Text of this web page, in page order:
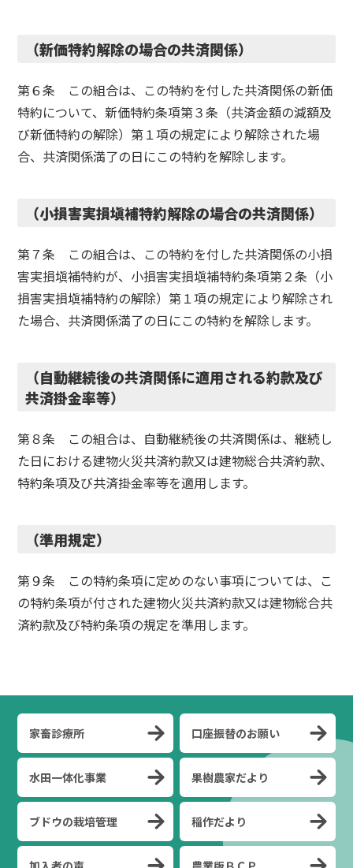
（新価特約解除の場合の共済関係）
第６条 この組合は、この特約を付した共済関係の新価
特約について、新価特約条項第３条（共済金額の減額及
び新価特約の解除）第１項の規定により解除された場
合、共済関係満了の日にこの特約を解除します。
（小損害実損塡補特約解除の場合の共済関係）
第７条 この組合は、この特約を付した共済関係の小損
害実損塡補特約が、小損害実損塡補特約条項第２条（小
損害実損塡補特約の解除）第１項の規定により解除され
た場合、共済関係満了の日にこの特約を解除します。
（自動継続後の共済関係に適用される約款及び
共済掛金率等）
第８条 この組合は、自動継続後の共済関係は、継続し
た日における建物火災共済約款又は建物総合共済約款、
特約条項及び共済掛金率等を適用します。
（準用規定）
第９条 この特約条項に定めのない事項については、こ
の特約条項が付された建物火災共済約款又は建物総合共
済約款及び特約条項の規定を準用します。
家畜診療所 口座振替のお願い
水田一体化事業 果樹農家だより
ブドウの栽培管理 稲作だより